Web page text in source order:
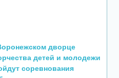
дворце
детей и молодежи
соревнования